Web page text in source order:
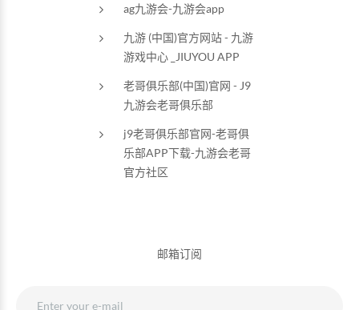
ag九游会-九游会app
九游 (中国)官方网站 - 九游
游戏中心 _JIUYOU APP
老哥俱乐部(中国)官网 - J9
九游会老哥俱乐部
j9老哥俱乐部官网-老哥俱
乐部APP下载-九游会老哥
官方社区
邮箱订阅